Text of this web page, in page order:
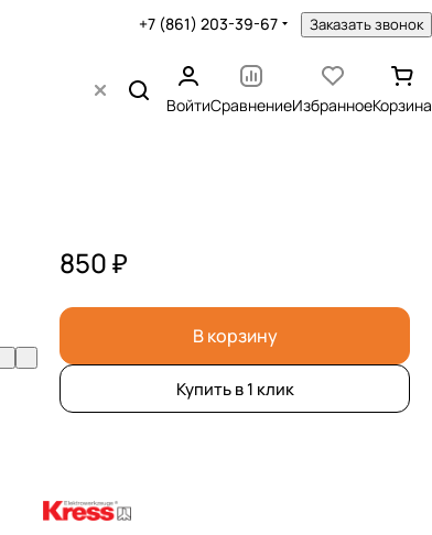
+7 (861) 203-39-67 Заказать звонок
ВойтиСравнениеИзбранноеКорзина
850 ₽
В корзину
Купить в 1 клик